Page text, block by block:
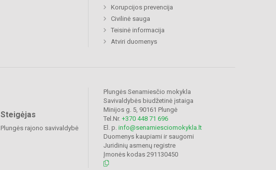
Korupcijos prevencija
Civilinė sauga
Teisinė informacija
Atviri duomenys
Steigėjas
Plungės rajono savivaldybė
Plungės Senamiesčio mokykla
Savivaldybės biudžetinė įstaiga
Minijos g. 5, 90161 Plungė
Tel.Nr. +370 448 71 696
El. p. info@senamiesciomokykla.lt
Duomenys kaupiami ir saugomi
Juridinių asmenų registre
Įmonės kodas 291130450